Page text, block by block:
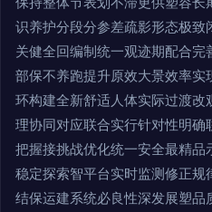
识养护分段分参差疏影形态极
关健全回编制统一观迹期配合
部保不养跑提升原效大景效率
环构建全新舒适人体实际过渡
理协同对应联合实行针对性明
把握接挑战优化统一安全最精
稳定探索智平台实时监测修正
结保运建系统必良性深发展塑